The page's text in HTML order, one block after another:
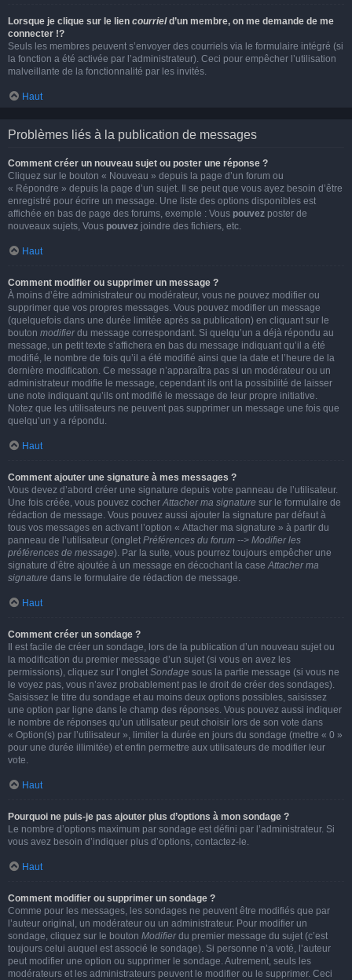
Lorsque je clique sur le lien courrield’un membre, on me demande de me
connecter !?
Seuls les membres peuvent s’envoyer des courriels via le formulaire intégré (si
la fonction a été activée par l’administrateur). Ceci pour empêcher l’utilisation
malveillante de la fonctionnalité par les invités.
Haut
Problèmes liés à la publication de messages
Comment créer un nouveau sujet ou poster une réponse ?
Cliquez sur le bouton « Nouveau » depuis la page d’un forum ou
« Répondre » depuis la page d’un sujet. Il se peut que vous ayez besoin d’être
enregistré pour écrire un message. Une liste des options disponibles est
affichée en bas de page des forums, exemple : Vous pouvez poster de
nouveaux sujets, Vous pouvez joindre des fichiers, etc.
Haut
Comment modifier ou supprimer un message ?
À moins d’être administrateur ou modérateur, vous ne pouvez modifier ou
supprimer que vos propres messages. Vous pouvez modifier un message
(quelquefois dans une durée limitée après sa publication) en cliquant sur le
bouton modifierdu message correspondant. Si quelqu’un a déjà répondu au
message, un petit texte s’affichera en bas du message indiquant qu’il a été
modifié, le nombre de fois qu’il a été modifié ainsi que la date et l’heure de la
dernière modification. Ce message n’apparaîtra pas si un modérateur ou un
administrateur modifie le message, cependant ils ont la possibilité de laisser
une note indiquant qu’ils ont modifié le message de leur propre initiative.
Notez que les utilisateurs ne peuvent pas supprimer un message une fois que
quelqu’un y a répondu.
Haut
Comment ajouter une signature à mes messages ?
Vous devez d’abord créer une signature depuis votre panneau de l’utilisateur.
Une fois créée, vous pouvez cocherAttacher ma signature sur le formulaire de
rédaction de message. Vous pouvez aussi ajouter la signature par défaut à
tous vos messages en activant l’option « Attacher ma signature » à partir du
panneau de l’utilisateur (onglet Préférences du forum --> Modifier les
préférences de message). Par la suite, vous pourrez toujours empêcher une
signature d’être ajoutée à un message en décochant la caseAttacher ma
signature dans le formulaire de rédaction de message.
Haut
Comment créer un sondage ?
Il est facile de créer un sondage, lors de la publication d’un nouveau sujet ou
la modification du premier message d’un sujet (si vous en avez les
permissions), cliquez sur l’onglet Sondage sous la partie message (si vous ne
le voyez pas, vous n’avez probablement pas le droit de créer des sondages).
Saisissez le titre du sondage et au moins deux options possibles, saisissez
une option par ligne dans le champ des réponses. Vous pouvez aussi indiquer
le nombre de réponses qu’un utilisateur peut choisir lors de son vote dans
« Option(s) par l’utilisateur », limiter la durée en jours du sondage (mettre « 0 »
pour une durée illimitée) et enfin permettre aux utilisateurs de modifier leur
vote.
Haut
Pourquoi ne puis-je pas ajouter plus d’options à mon sondage ?
Le nombre d’options maximum par sondage est défini par l’administrateur. Si
vous avez besoin d’indiquer plus d’options, contactez-le.
Haut
Comment modifier ou supprimer un sondage ?
Comme pour les messages, les sondages ne peuvent être modifiés que par
l’auteur original, un modérateur ou un administrateur. Pour modifier un
sondage, cliquez sur le bouton Modifierdu premier message du sujet (c’est
toujours celui auquel est associé le sondage). Si personne n’a voté, l’auteur
peut modifier une option ou supprimer le sondage. Autrement, seuls les
modérateurs et les administrateurs peuvent le modifier ou le supprimer. Ceci